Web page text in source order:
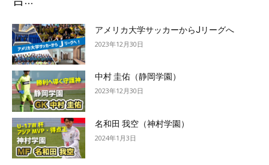
アメリカ大学サッカーからJリーグへ
2023年12月30日
中村 圭佑（静岡学園）
2023年12月30日
名和田 我空（神村学園）
2024年1月3日